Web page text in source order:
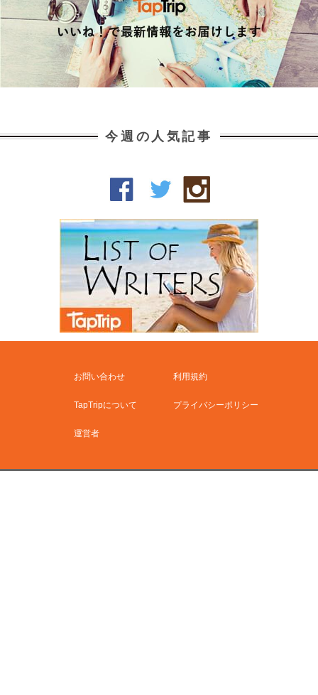
今週の人気記事
お問い合わせ 利用規約
TapTripについて プライバシーポリシー
運営者